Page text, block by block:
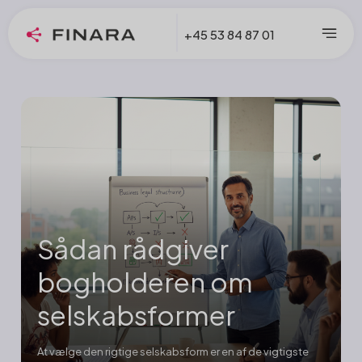
+45 53 84 87 01
Sådan rådgiver
bogholderen om
selskabsformer
At vælge den rigtige selskabsform er en af de vigtigste